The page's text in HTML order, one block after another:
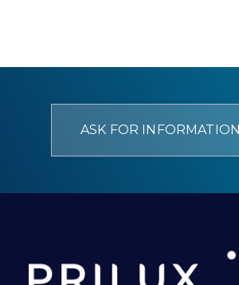
ASK FOR INFORMATION